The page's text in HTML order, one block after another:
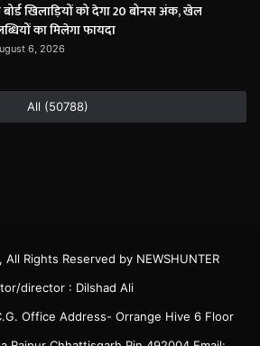
बोर्ड खिलाड़ियों को देगा 20 बोनस अंक, खेल
का मिलेगा फायदा
6, 2026
All (50788)
Rights Reserved by NEWSHUNTER
director : Dilshad Ali
Office Address- Orrange Hive 6 Floor